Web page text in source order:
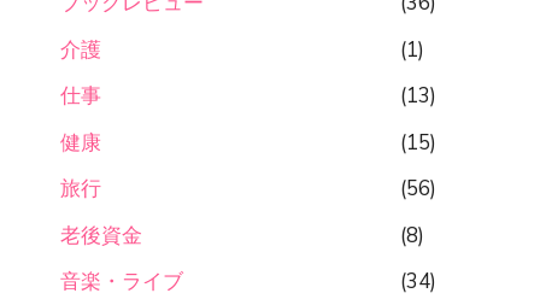
介護
(1)
仕事
(13)
健康
(15)
旅行
(56)
老後資金
(8)
音楽・ライブ
(34)